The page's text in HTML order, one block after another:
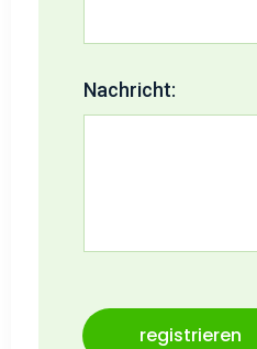
Nachricht:
registrieren